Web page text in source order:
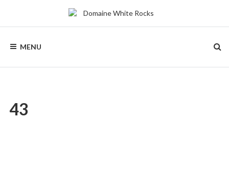
WHITE
ROCKS
Chalets
bois
MENU
43